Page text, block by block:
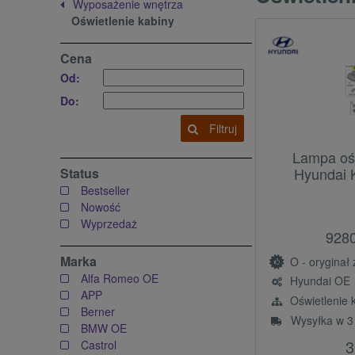
Wyposażenie wnętrza
Oświetlenie kabiny
Cena
Od:
Do:
Filtruj
Status
Bestseller
Nowość
Wyprzedaż
Marka
Alfa Romeo OE
APP
Berner
BMW OE
Castrol
Lampa
Hyundai
O - oryginał z
Hyundai OE
Oświetlenie
Wysyłka w